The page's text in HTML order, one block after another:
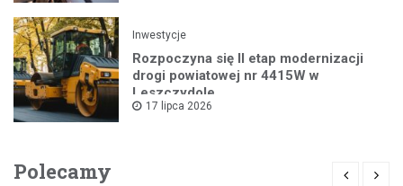
Inwestycje
Rozpoczyna się II etap modernizacji
drogi powiatowej nr 4415W w
Leszczydole
17 lipca 2026
Polecamy